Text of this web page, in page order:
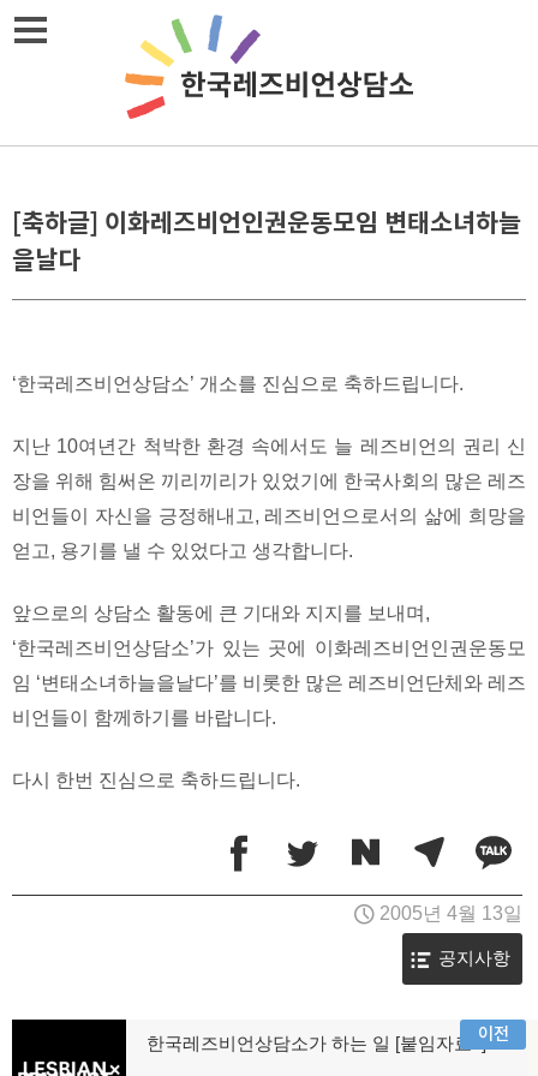
Skip
[축하글] 이화레즈비언인권운동모임 변태소녀하늘
을날다
‘한국레즈비언상담소’ 개소를 진심으로 축하드립니다.
지난 10여년간 척박한 환경 속에서도 늘 레즈비언의 권리 신
장을 위해 힘써온 끼리끼리가 있었기에 한국사회의 많은 레즈
비언들이 자신을 긍정해내고, 레즈비언으로서의 삶에 희망을
얻고, 용기를 낼 수 있었다고 생각합니다.
앞으로의 상담소 활동에 큰 기대와 지지를 보내며,
‘한국레즈비언상담소’가 있는 곳에 이화레즈비언인권운동모
임 ‘변태소녀하늘을날다’를 비롯한 많은 레즈비언단체와 레즈
비언들이 함께하기를 바랍니다.
다시 한번 진심으로 축하드립니다.
2005년 4월 13일
공지사항
이전
한국레즈비언상담소가 하는 일 [붙임자료2]